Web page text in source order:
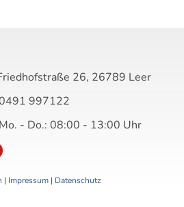
26, 26789 Leer
997122
Mo. - Do.: 08:00 - 13:00 Uhr
| Impressum | Datenschutz